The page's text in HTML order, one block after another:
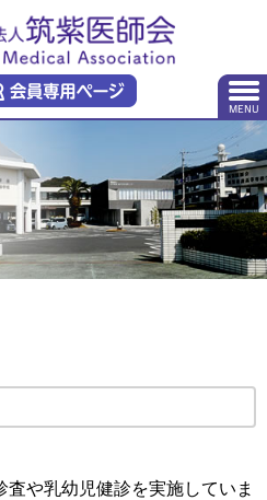
査や乳幼児健診を実施していま